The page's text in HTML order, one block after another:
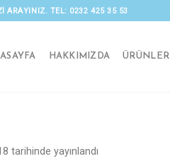
ARAYINIZ. TEL: 0232 425 35 53
HAKKIMIZDA ÜRÜNLER
tarihinde yayınlandı